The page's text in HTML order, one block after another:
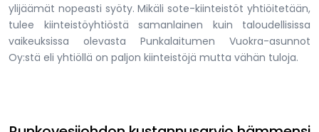
ylijäämät nopeasti syöty. Mikäli sote-kiinteistöt yhtiöitetään,
tulee kiinteistöyhtiöstä samanlainen kuin taloudellisissa
vaikeuksissa olevasta Punkalaitumen Vuokra-asunnot
Oy:stä eli yhtiöllä on paljon kiinteistöjä mutta vähän tuloja.